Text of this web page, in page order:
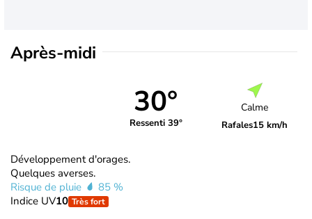
Après-midi
30°
Ressenti 39°
Calme
Rafales15 km/h
Développement d'orages.
Quelques averses.
Risque de pluie
85 %
Indice UV10 Très fort